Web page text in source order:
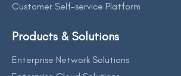
Customer Self-service Platform
Products & Solutions
Enterprise Network Solutions